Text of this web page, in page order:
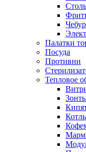
Палатки
Посуда
Противни
Тепловое